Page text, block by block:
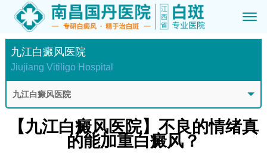
九江白癜风医院
Jiujiang Vitiligo Hospital
九江白癜风医院
【九江白癜风医院】不良的情绪真
的能加重白癜风？